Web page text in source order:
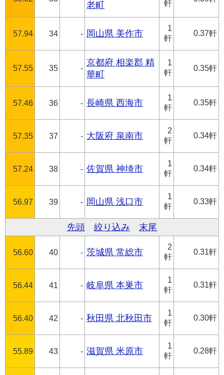
老町 軒
57.94 34 - 岡山県 美作市
1
軒
0.37軒
57.55 35 -
京都府 相楽郡 精
華町
1
軒
0.35軒
57.46 36 - 長崎県 西海市
1
軒
0.35軒
57.35 37 - 大阪府 泉南市
2
軒
0.34軒
57.24 38 - 佐賀県 神埼市
1
軒
0.34軒
56.97 39 - 岡山県 浅口市
1
軒
0.33軒
先頭 絞り込み 末尾
56.60 40 - 茨城県 常総市
2
軒
0.31軒
56.44 41 - 岐阜県 本巣市
1
軒
0.31軒
56.40 42 - 秋田県 北秋田市
1
軒
0.30軒
55.89 43 - 滋賀県 米原市
1
軒
0.28軒